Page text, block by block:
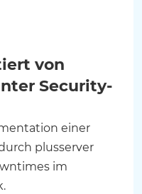
von
Security-
einer
plusserver
im